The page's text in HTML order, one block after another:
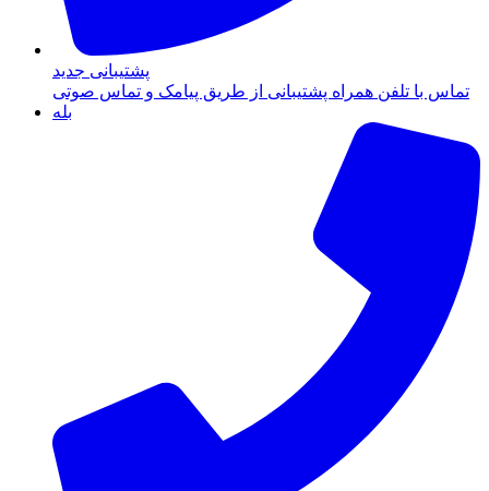
پشتیبانی جدید
تماس با تلفن همراه پشتیبانی از طریق پیامک و تماس صوتی
بله